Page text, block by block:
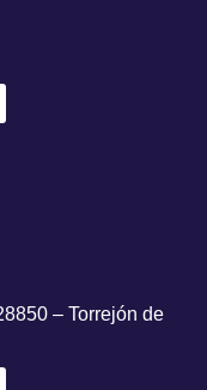
– Torrejón de